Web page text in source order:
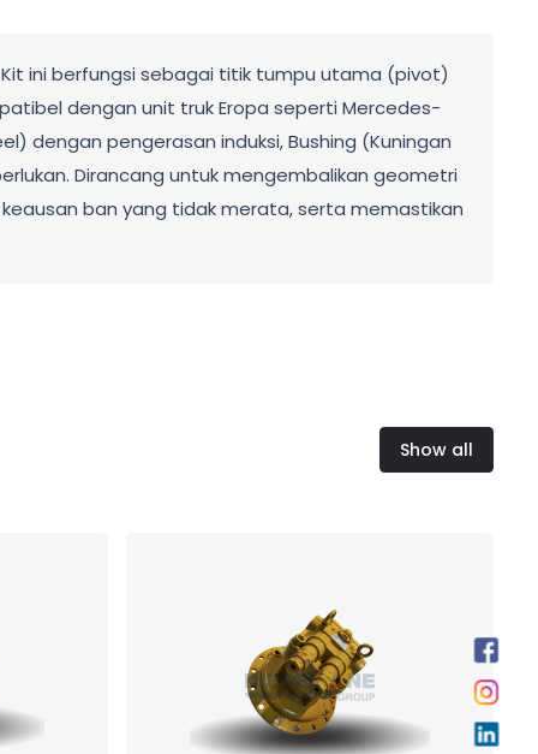
ini berfungsi sebagai titik tumpu utama (pivot)
dengan unit truk Eropa seperti Mercedes-
dengan pengerasan induksi, Bushing (Kuningan
Dirancang untuk mengembalikan geometri
ban yang tidak merata, serta memastikan
Show all